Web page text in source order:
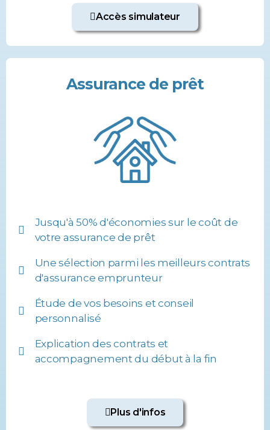
Accès simulateur
Assurance de prêt
Jusqu'à 50% d'économies sur le coût de
votre assurance de prêt
Une sélection parmi les meilleurs contrats
d'assurance emprunteur
Étude de vos besoins et conseil
personnalisé
Explication des contrats et
accompagnement du début à la fin
Plus d'infos